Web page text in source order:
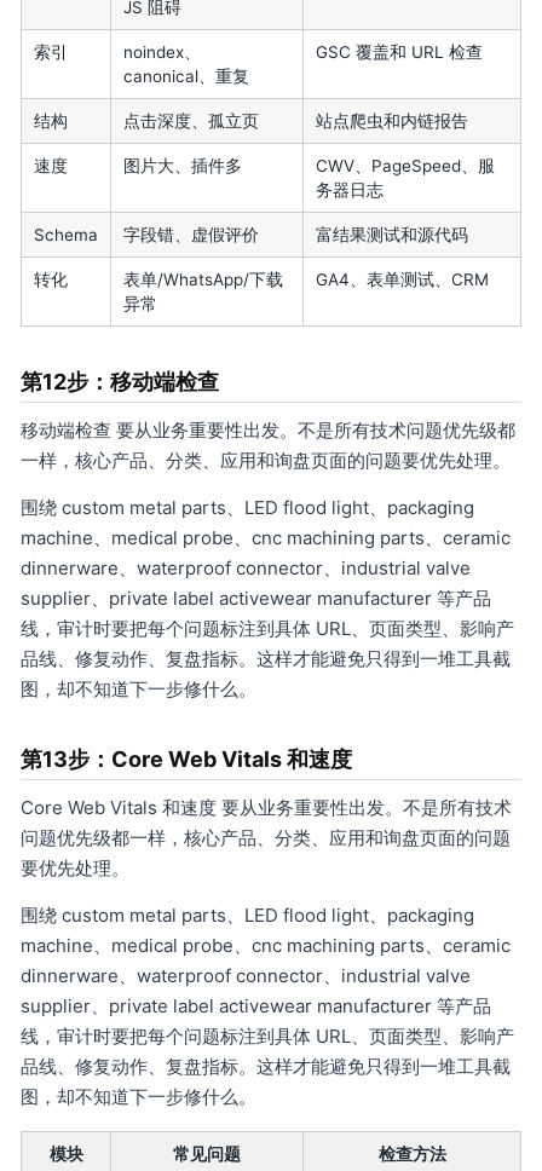
JS 阻碍
索引
noindex、
canonical、重复
GSC 覆盖和 URL 检查
结构 点击深度、孤立页 站点爬虫和内链报告
速度 图片大、插件多
CWV、PageSpeed、服
务器日志
Schema 字段错、虚假评价 富结果测试和源代码
转化
表单/WhatsApp/下载
异常
GA4、表单测试、CRM
第12步：移动端检查
移动端检查 要从业务重要性出发。不是所有技术问题优先级都
一样，核心产品、分类、应用和询盘页面的问题要优先处理。
围绕 custom metal parts、LED flood light、packaging
machine、medical probe、cnc machining parts、ceramic
dinnerware、waterproof connector、industrial valve
supplier、private label activewear manufacturer 等产品
线，审计时要把每个问题标注到具体 URL、页面类型、影响产
品线、修复动作、复盘指标。这样才能避免只得到一堆工具截
图，却不知道下一步修什么。
第13步：Core Web Vitals 和速度
Core Web Vitals 和速度 要从业务重要性出发。不是所有技术
问题优先级都一样，核心产品、分类、应用和询盘页面的问题
要优先处理。
围绕 custom metal parts、LED flood light、packaging
machine、medical probe、cnc machining parts、ceramic
dinnerware、waterproof connector、industrial valve
supplier、private label activewear manufacturer 等产品
线，审计时要把每个问题标注到具体 URL、页面类型、影响产
品线、修复动作、复盘指标。这样才能避免只得到一堆工具截
图，却不知道下一步修什么。
模块 常见问题 检查方法